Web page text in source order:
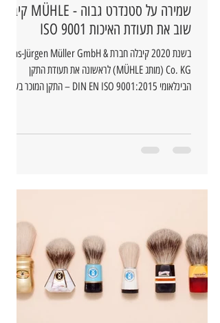
שמירה על סטנדרט גבוה - MÜHLE קיבלה
שוב את תעודת האיכות ISO 9001
בשנת 2020 קיבלה חברת Hans-Jürgen Müller GmbH &
Co. KG (מותג MÜHLE) לראשונה את תעודת התקן
הבינלאומי DIN EN ISO 9001:2015 – התקן המוכר בעולם